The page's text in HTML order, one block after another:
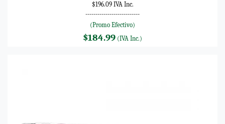
$196.09 IVA Inc.
---------------------------
(Promo Efectivo)
$184.99 (IVA Inc.)